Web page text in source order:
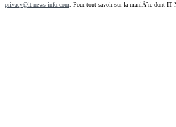
privacy@it-news-info.com . Pour tout savoir sur la maniÃ¨re dont